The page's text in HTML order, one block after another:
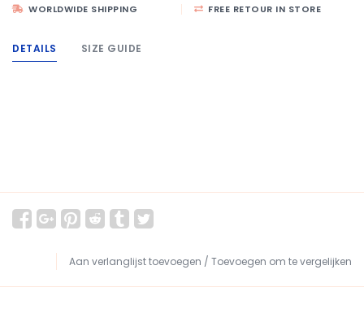
WORLDWIDE SHIPPING FREE RETOUR IN STORE
DETAILS SIZE GUIDE
Aan verlanglijst toevoegen / Toevoegen om te vergelijken